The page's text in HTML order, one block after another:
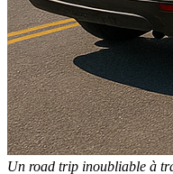
Un road trip inoubliable à